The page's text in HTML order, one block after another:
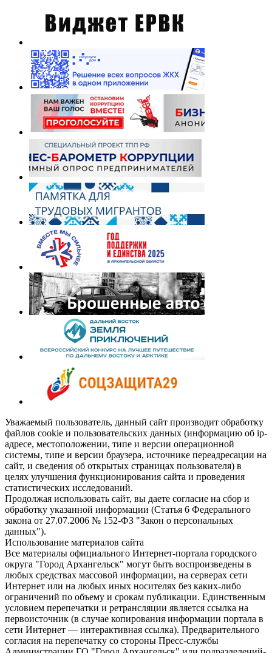
Уважаемый пользователь, данный сайт производит обработку
файлов cookie и пользовательских данных (информацию об ip-
адресе, местоположении, типе и версии операционной
системы, типе и версии браузера, источнике переадресации на
сайт, и сведения об открытых страницах пользователя) в
целях улучшения функционирования сайта и проведения
статистических исследований.
Продолжая использовать сайт, вы даете согласие на сбор и
обработку указанной информации (Статья 6 Федерального
закона от 27.07.2006 № 152-ФЗ "Закон о персональных
данных").
Использование материалов сайта
Все материалы официального Интернет-портала городского
округа "Город Архангельск" могут быть воспроизведены в
любых средствах массовой информации, на серверах сети
Интернет или на любых иных носителях без каких-либо
ограничений по объему и срокам публикации. Единственным
условием перепечатки и ретрансляции является ссылка на
первоисточник (в случае копирования информации портала в
сети Интернет — интерактивная ссылка). Предварительного
согласия на перепечатку со стороны Пресс-службы